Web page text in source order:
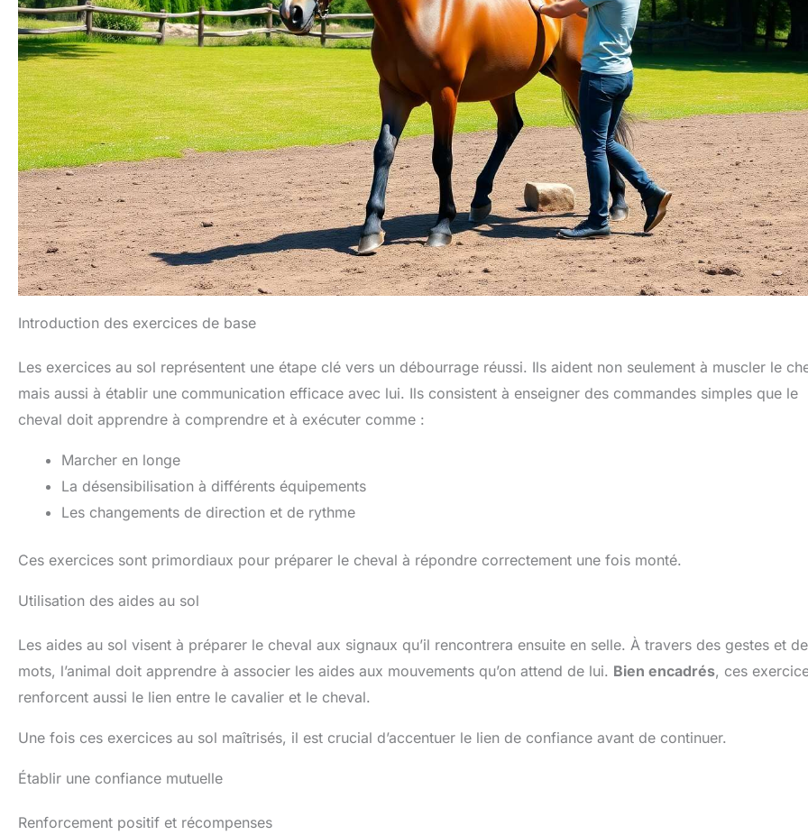
Introduction des exercices de base
Les exercices au sol représentent une étape clé vers un débourrage réussi. Ils aident non seulement à muscler le
mais aussi à établir une communication efficace avec lui. Ils consistent à enseigner des commandes simples que le
cheval doit apprendre à comprendre et à exécuter comme :
Marcher en longe
La désensibilisation à différents équipements
Les changements de direction et de rythme
Ces exercices sont primordiaux pour préparer le cheval à répondre correctement une fois monté.
Utilisation des aides au sol
Les aides au sol visent à préparer le cheval aux signaux qu’il rencontrera ensuite en selle. À travers des gestes et
mots, l’animal doit apprendre à associer les aides aux mouvements qu’on attend de lui. Bien encadrés, ces
renforcent aussi le lien entre le cavalier et le cheval.
Une fois ces exercices au sol maîtrisés, il est crucial d’accentuer le lien de confiance avant de continuer.
Établir une confiance mutuelle
Renforcement positif et récompenses